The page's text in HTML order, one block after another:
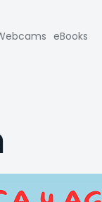
eBooks